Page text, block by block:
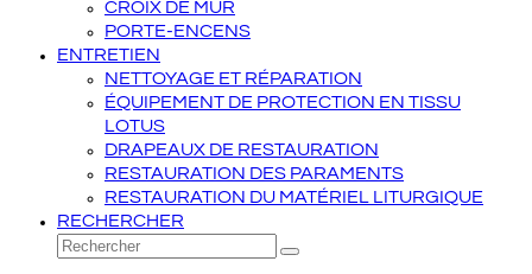
CROIX DE MUR
PORTE-ENCENS
ENTRETIEN
NETTOYAGE ET RÉPARATION
ÉQUIPEMENT DE PROTECTION EN TISSU
LOTUS
DRAPEAUX DE RESTAURATION
RESTAURATION DES PARAMENTS
RESTAURATION DU MATÉRIEL LITURGIQUE
RECHERCHER
Rechercher
Envoyer